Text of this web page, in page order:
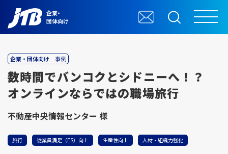
企業・
団体向け
企業・団体向け 事例
数時間でバンコクとシドニーへ！？
オンラインならではの職場旅行
不動産中央情報センター 様
旅行 従業員満足（ES）向上 生産性向上 人材・組織力強化